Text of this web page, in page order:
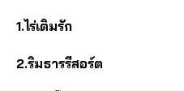
1.ไร่เติมรัก
2.ริมธารรีสอร์ต